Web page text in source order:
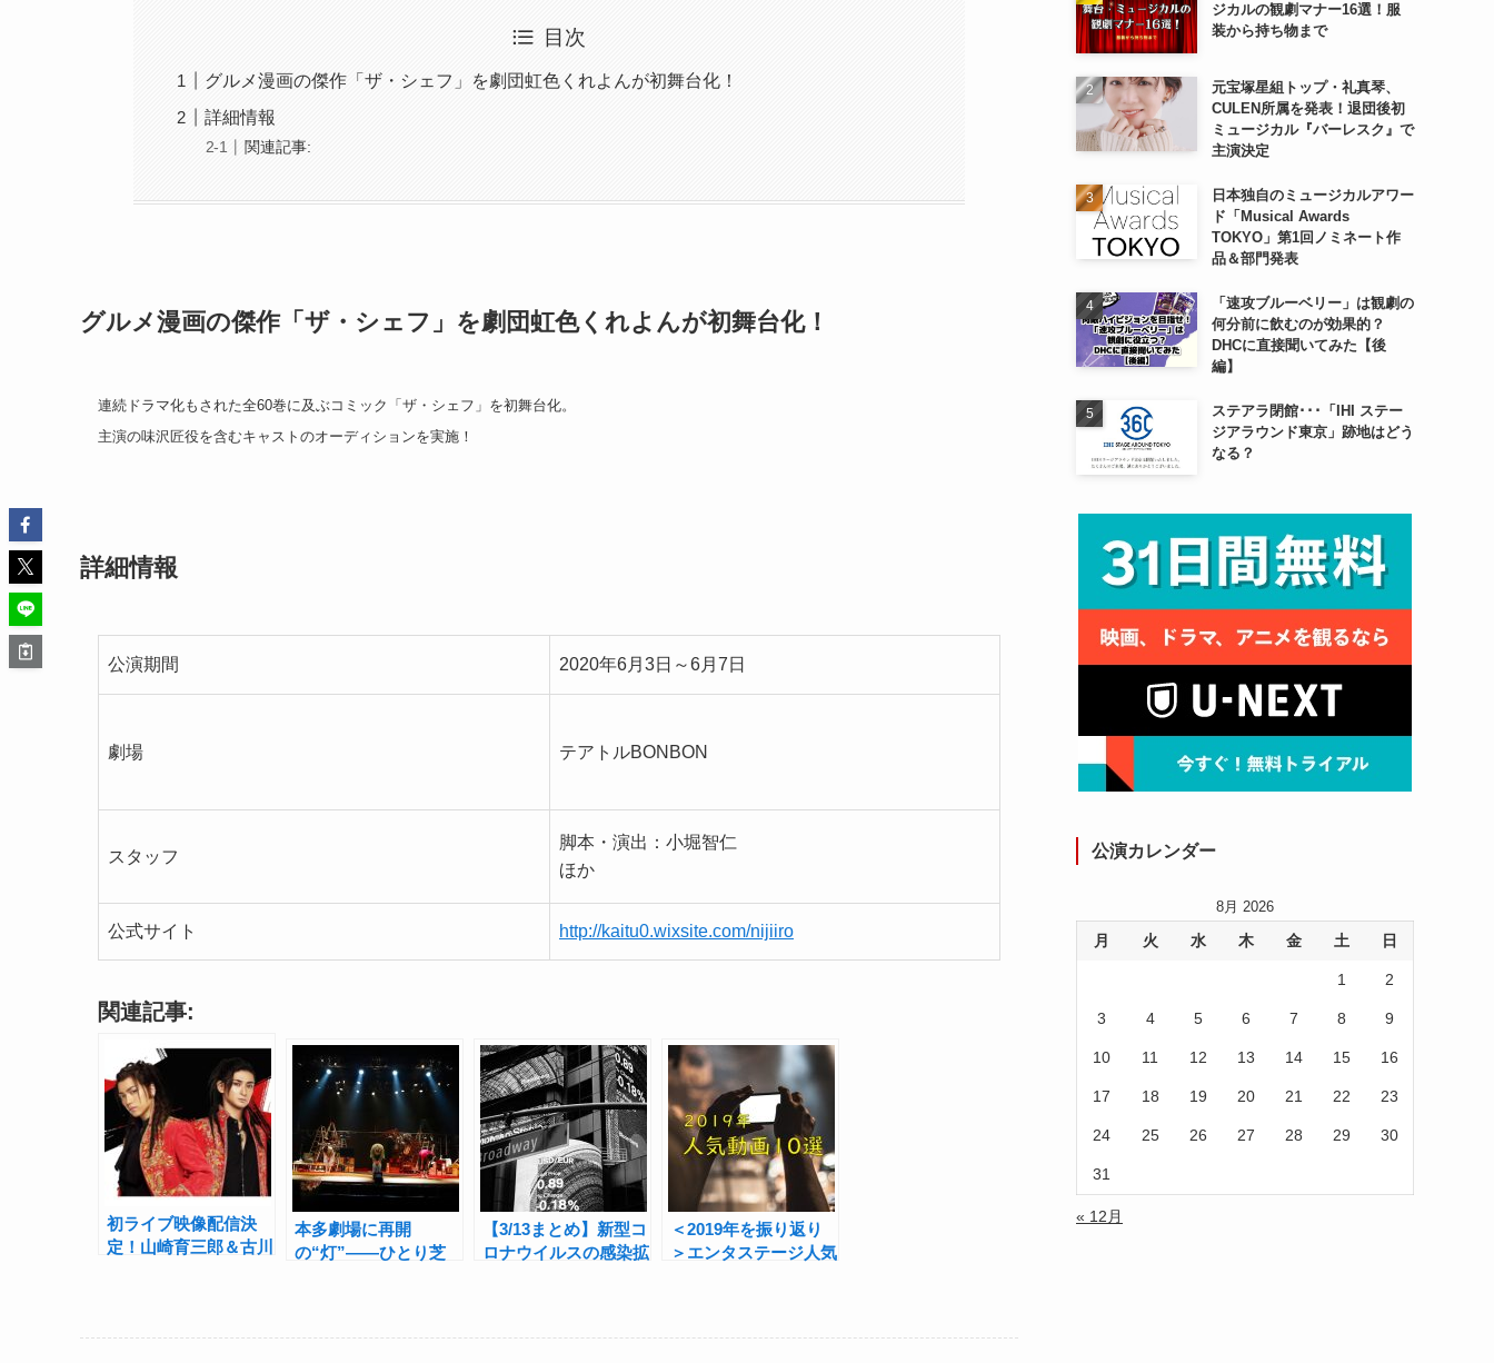
目次
グルメ漫画の傑作「ザ・シェフ」を劇団虹色くれよんが初舞台化！
詳細情報
関連記事:
グルメ漫画の傑作「ザ・シェフ」を劇団虹色くれよんが初舞台化！
連続ドラマ化もされた全60巻に及ぶコミック「ザ・シェフ」を初舞台化。
主演の味沢匠役を含むキャストのオーディションを実施！
詳細情報
公演期間 2020年6月3日～6月7日
劇場 テアトルBONBON
スタッフ
脚本・演出：小堀智仁
ほか
公式サイト http://kaitu0.wixsite.com/nijiiro
関連記事:
初ライブ映像配信決
定！山崎育三郎＆古川
本多劇場に再開
の“灯”――ひとり芝
【3/13まとめ】新型コ
ロナウイルスの感染拡
＜2019年を振り返り
＞エンタステージ人気
ジカルの観劇マナー16選！服
装から持ち物まで
元宝塚星組トップ・礼真琴、
CULEN所属を発表！退団後初
ミュージカル『バーレスク』で
主演決定
日本独自のミュージカルアワー
ド「Musical Awards
TOKYO」第1回ノミネート作
品＆部門発表
「速攻ブルーベリー」は観劇の
何分前に飲むのが効果的？
DHCに直接聞いてみた【後
編】
ステアラ閉館･･･「IHI ステー
ジアラウンド東京」跡地はどう
なる？
公演カレンダー
8月 2026
月 火 水 木 金 土 日
1 2
3 4 5 6 7 8 9
10 11 12 13 14 15 16
17 18 19 20 21 22 23
24 25 26 27 28 29 30
31
« 12月